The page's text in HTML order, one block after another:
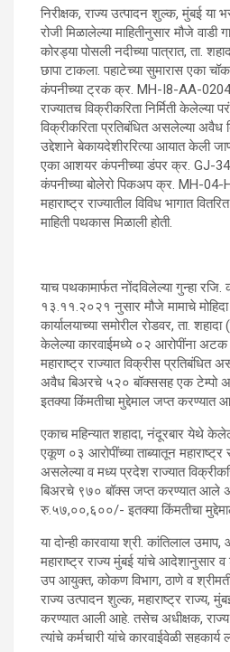
निरीक्षक, राज्य उत्पादन शुल्क, मुंबई
रोजी मिळालेल्या माहितीनुसार मौजे वाडी
कोरड्या पोसली नदीच्या पात्रात, ता.
छापा टाकला. पहाटेच्या सुमारास एका
कंपनीच्या ट्रक क्र. MH-I8-AA-
राज्यातच विक्रीकरिता निर्मिती केलेल्या
विक्रीकरिता प्रतिबंधित असलेल्या अवैध
उद्देशाने बेकायदेशीररित्या आयात केली
एका आशयर कंपनीच्या डंपर क्र. GJ-
कंपनीच्या बोलेरो पिकअप क्र. MH-04-
महाराष्ट्र राज्यातील विविध भागात
माहिती पथकास मिळाली होती.
याच पथकामार्फत नोंदविलेल्या गुन्हा
१३.११.२०२१ नुसार मौजे मामाचे मोहिदा
कार्यालयाच्या समोरील रोडवर, ता.
केलेल्या कारवाईमध्ये ०२ आरोपींना अटक
महाराष्ट्र राज्यात विक्रीस प्रतिबंधित
अवैध बिअरचे ५२० बॉक्ससह एक
इतक्या किंमतीचा मुद्देमाल जप्त करण्यात
एकाच महिन्यात शहादा, नंदूरबार येथे
एकूण ०३ आरोपींच्या ताब्यातून महाराष्ट्र
असलेल्या व मध्य प्रदेश राज्यात
बिअरचे ९७० बॉक्स जप्त करण्यात आले
रु.५७,००,६००/- इतक्या किंमतीचा
या दोन्ही कारवाया श्री. कांतिलाल
महाराष्ट्र राज्य मुंबई यांचे आदेशानुसार व
उप आयुक्त, कोकण विभाग, ठाणे व
राज्य उत्पादन शुल्क, महाराष्ट्र राज्य,
करण्यात आली आहे. तसेच अधीक्षक,
त्यांचे कर्मचारी यांचे कारवाईवेळी सहकार्य